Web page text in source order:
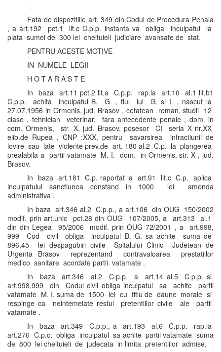
.
Fata de dispozitiile art. 349 din Codul de Procedura Penala
, a art.192 pct.1 lit.c C.p.p. instanta va obliga inculpatul la
plata sumei de 300 lei cheltuieli judiciare avansate de stat.
PENTRU ACESTE MOTIVE
IN NUMELE LEGII
H O T A R A S T E
In baza art.11 pct.2 lit.a C.p.p. rap.la art.10 al.1 lit.b1
C.p.p. achita inculpatul B. G. , fiul lui G. si I. , nascut la
27.07.1956 in Ormenis, jud. Brasov , cetatean roman, studii 12
clase , tehnician veterinar, fara antecedente penale , dom. in
com. Ormenis, str. X, jud. Brasov, posesor CI seria X nr.XX
elib.de Rupea , CNP :XXX, pentru savarsirea infractiunii de
lovire sau late violente prev.de art. 180 al.2 C.p. la plangerea
prealabila a partii vatamate M. I. dom. in Ormenis, str. X , jud.
Brasov.
In baza art.181 C.p. raportat la art.91 lit.c C.p. aplica
inculpatului sanctiunea constand in 1000 lei amenda
administrativa .
In baza art.346 al.2 C.p.p., a art.106 din OUG 150/2002
modif. prin art.unic pct.28 din OUG 107/2005, a art.313 al.1
din din Legea 95/2006 modif. prin OUG 72/2001 , a art.998,
999 Cod civil obliga inculpatul B. G. sa achite suma de
896,45 lei despagubiri civile Spitalului Clinic Judetean de
Urgenta Brasov reprezentand contravaloarea prestatiilor
medico sanitare acordate partii vatamate .
In baza art.346 al.2 C.p.p. a art.14 al.5 C.p.p. si
art.998,999 din Codul civil obliga inculpatul sa achite partii
vatamate M. I. suma de 1500 lei cu titlu de daune morale si
respinge ca neintemeiate restul pretentiilor civile ale partii
vatamate .
In baza art.349 C.p.p., a art.193 al.6 C.p.p. rap.la
art.276 C.p.c. obliga inculpatul sa achite partii vatamate suma
de 800 lei cheltuieli de judecata in limita pretentiilor admise.